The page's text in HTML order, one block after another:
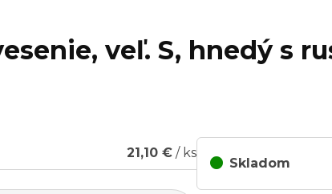
veľ. S, hnedý s
21,10 € / ks
Skladom